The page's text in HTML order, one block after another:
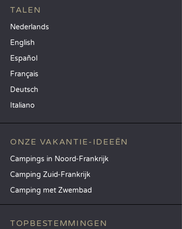
TALEN
Nederlands
English
Español
Français
Deutsch
Italiano
ONZE VAKANTIE-IDEEËN
Campings in Noord-Frankrijk
Camping Zuid-Frankrijk
Camping met Zwembad
TOPBESTEMMINGEN